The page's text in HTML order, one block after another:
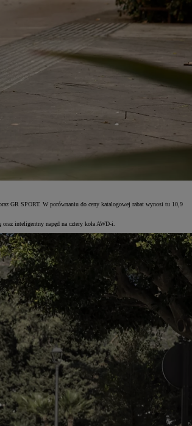
GR SPORT. W porównaniu do ceny katalogowej rabat wynosi tu 10,9
inteligentny napęd na cztery koła AWD-i.